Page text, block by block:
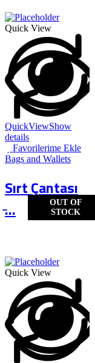
OUT OF
STOCK
Quick View
QuickViewShow
details
Favorilerime Ekle
Bags and Wallets
Sırt Çantası
̵...
Quick View